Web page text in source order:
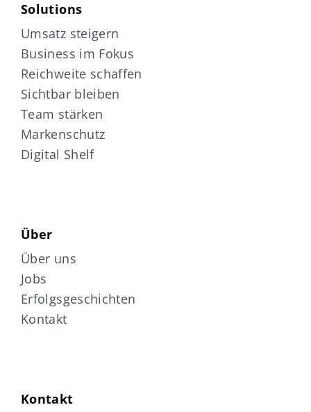
Solutions
Umsatz steigern
Business im Fokus
Reichweite schaffen
Sichtbar bleiben
Team stärken
Markenschutz
Digital Shelf
Über
Über uns
Jobs
Erfolgsgeschichten
Kontakt
Kontakt